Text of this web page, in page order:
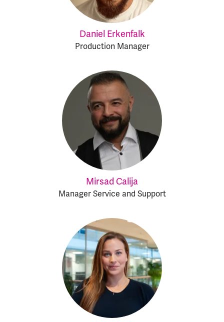
Daniel Erkenfalk
Production Manager
Mirsad Calija
Manager Service and Support